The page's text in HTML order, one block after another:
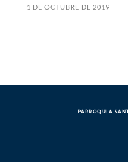
1 DE OCTUBRE DE 2019
PARROQUIA